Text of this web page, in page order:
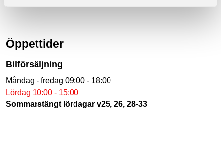
Öppettider
Bilförsäljning
Måndag - fredag 09:00 - 18:00
Lördag 10:00 - 15:00
Sommarstängt lördagar v25, 26, 28-33